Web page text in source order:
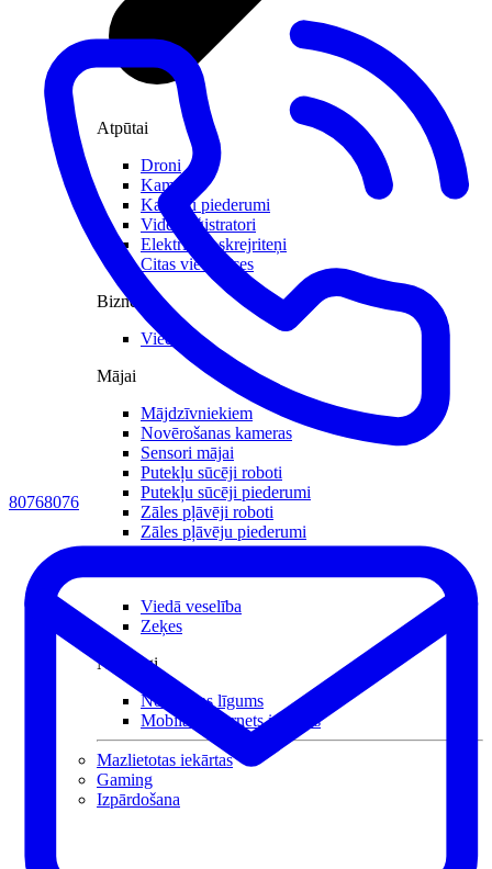
Atpūtai
Droni
Kameras
Kameru piederumi
Videoreģistratori
Elektriskie skrejriteņi
Citas viedierīces
Biznesam
Viedkase
Mājai
Mājdzīvniekiem
Novērošanas kameras
Sensori mājai
Putekļu sūcēji roboti
Putekļu sūcēji piederumi
Zāles pļāvēji roboti
Zāles pļāvēju piederumi
Viedā veselība
Zeķes
Noderīgi
Nomaksas līgums
Mobilais internets iekārtās
Mazlietotas iekārtas
Gaming
Izpārdošana
80768076